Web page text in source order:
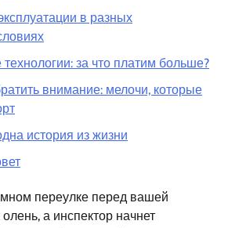
в разных
за что платим больше?
внимание: мелочи, которые
история из жизни
переулке перед вашей
а инспектор начнет